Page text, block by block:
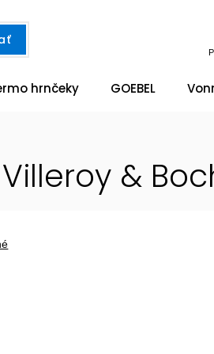
hrnčeky GOEBEL
&